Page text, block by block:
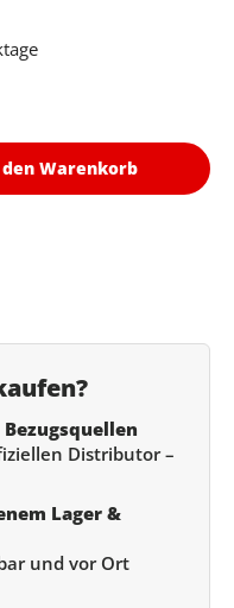
den Warenkorb
Distributor –
Lager &
und vor Ort